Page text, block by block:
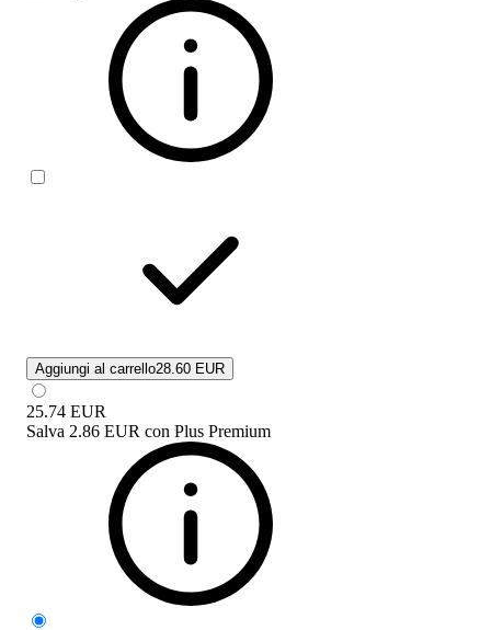
Aggiungi al carrello28.60 EUR
25.74 EUR
Salva 2.86 EUR con Plus Premium